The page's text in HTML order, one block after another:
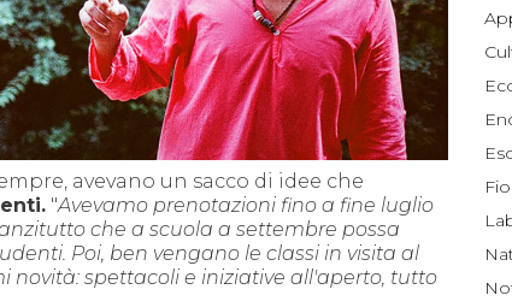
avevano un sacco di idee che
"Avevamo prenotazioni fino a fine luglio
che a scuola a settembre possa
Poi, ben vengano le classi in visita al
novità: spettacoli e iniziative all'aperto, tutto